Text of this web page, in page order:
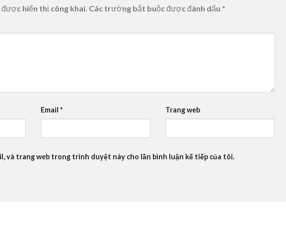
được hiển thị công khai. Các trường bắt buộc được đánh dấu *
Email * Trang web
và trang web trong trình duyệt này cho lần bình luận kế tiếp của tôi.